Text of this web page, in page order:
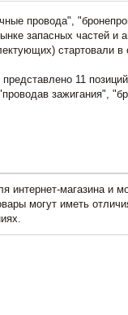
провода",
запасных частей и
стартовали в
11
зажигания",
интернет-магазина и
могут иметь